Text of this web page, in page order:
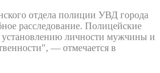
отдела полиции УВД города
расследование. Полицейские
установлению личности мужчины и
— отмечается в